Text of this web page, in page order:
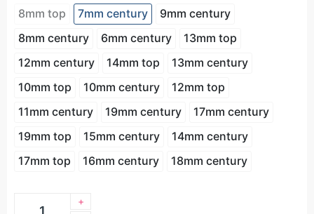
8mm top 7mm century
9mm century
8mm century
6mm century
13mm top
12mm century
14mm top
13mm century
10mm top
10mm century
12mm top
11mm century
19mm century
17mm century
19mm top
15mm century
14mm century
17mm top
16mm century 18mm century
+